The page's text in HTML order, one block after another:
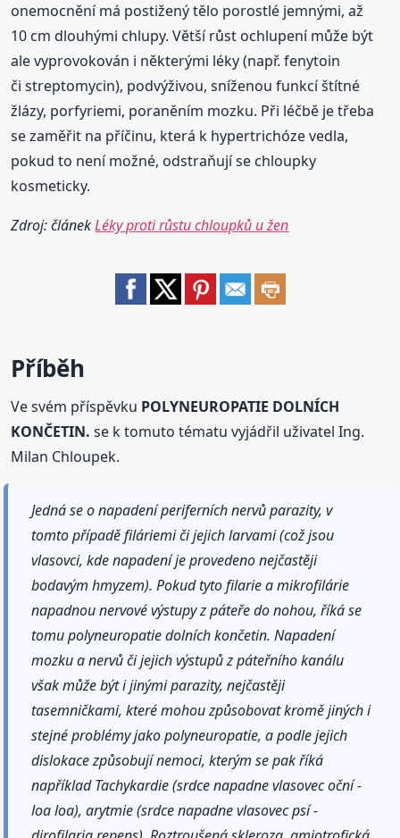
onemocnění má postižený tělo porostlé jemnými, až
10 cm dlouhými chlupy. Větší růst ochlupení může být
ale vyprovokován i některými léky (např. fenytoin
či streptomycin), podvýživou, sníženou funkcí štítné
žlázy, porfyriemi, poraněním mozku. Při léčbě je třeba
se zaměřit na příčinu, která k hypertrichóze vedla,
pokud to není možné, odstraňují se chloupky
kosmeticky.
Zdroj: článekLéky proti růstu chloupků u žen
Příběh
Ve svém příspěvku POLYNEUROPATIE DOLNÍCH
KONČETIN. se k tomuto tématu vyjádřil uživatel Ing.
Milan Chloupek.
Jedná se o napadení periferních nervů parazity, v
tomto případě filáriemi či jejich larvami (což jsou
vlasovci, kde napadení je provedeno nejčastěji
bodavým hmyzem). Pokud tyto filarie a mikrofilárie
napadnou nervové výstupy z páteře do nohou, říká se
tomu polyneuropatie dolních končetin. Napadení
mozku a nervů či jejich výstupů z páteřního kanálu
však může být i jinými parazity, nejčastěji
tasemničkami, které mohou způsobovat kromě jiných i
stejné problémy jako polyneuropatie, a podle jejich
dislokace způsobují nemoci, kterým se pak říká
například Tachykardie (srdce napadne vlasovec oční -
loa loa), arytmie (srdce napadne vlasovec psí -